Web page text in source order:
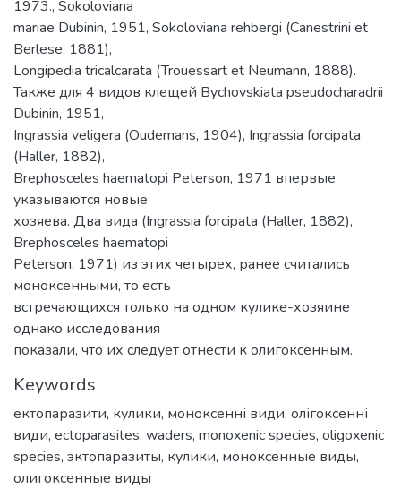
1973., Sokoloviana
mariae Dubinin, 1951, Sokoloviana rehbergi (Canestrini et
Berlese, 1881),
Longipedia tricalcarata (Trouessart et Neumann, 1888).
Также для 4 видов клещей Bychovskiata pseudocharadrii
Dubinin, 1951,
Ingrassia veligera (Oudemans, 1904), Ingrassia forcipata
(Haller, 1882),
Brephosceles haematopi Peterson, 1971 впервые
указываются новые
хозяева. Два вида (Ingrassia forcipata (Haller, 1882),
Brephosceles haematopi
Peterson, 1971) из этих четырех, ранее считались
моноксенными, то есть
встречающихся только на одном кулике-хозяине
однако исследования
показали, что их следует отнести к олигоксенным.
Keywords
ектопаразити, кулики, моноксенні види, олігоксенні
види, ectoparasites, waders, monoxenic species, oligoxenic
species, эктопаразиты, кулики, моноксенные виды,
олигоксенные виды